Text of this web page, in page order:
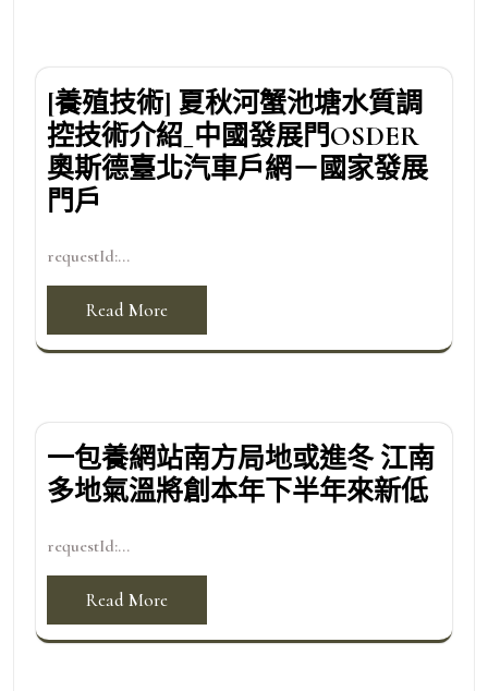
[養殖技術] 夏秋河蟹池塘水質調
控技術介紹_中國發展門OSDER
奧斯德臺北汽車戶網－國家發展
門戶
requestId:...
Read More
一包養網站南方局地或進冬 江南
多地氣溫將創本年下半年來新低
requestId:...
Read More